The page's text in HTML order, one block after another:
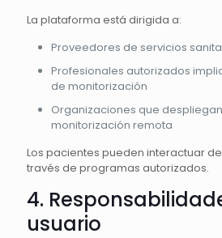
La plataforma está dirigida a:
Proveedores de servicios
Profesionales autorizados
de monitorización
Organizaciones que
monitorización remota
Los pacientes pueden interactuar
través de programas autorizados.
4.
usuario